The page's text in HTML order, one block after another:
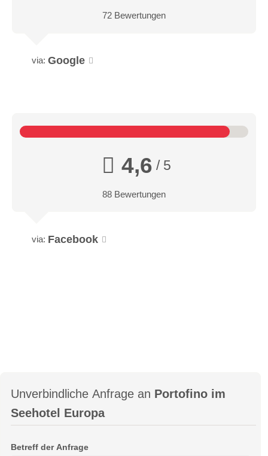
72 Bewertungen
via: Google
4,6 / 5
88 Bewertungen
via: Facebook
Unverbindliche Anfrage an Portofino im
Seehotel Europa
Betreff der Anfrage